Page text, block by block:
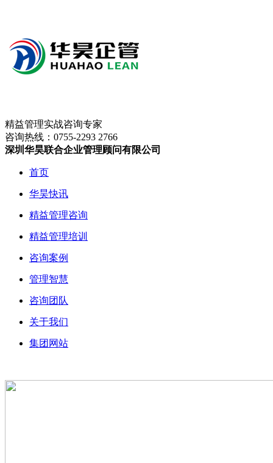
精益管理实战咨询专家
咨询热线： 0755-2293 2766
深圳华昊联合企业管理顾问有限公司
首页
华昊快讯
精益管理咨询
精益管理培训
咨询案例
管理智慧
咨询团队
关于我们
集团网站